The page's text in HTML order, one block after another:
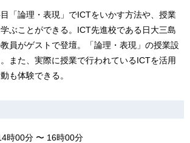
「論理・表現」でICTをいかす方法や、授業
ぶことができる。ICT先進校である日大三島
員がゲストで登壇。「論理・表現」の授業設
また、実際に授業で行われているICTを活用
も体験できる。
時00分 〜 16時00分